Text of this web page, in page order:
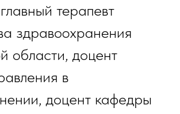
терапевт
здравоохранения
области, доцент
в
доцент кафедры